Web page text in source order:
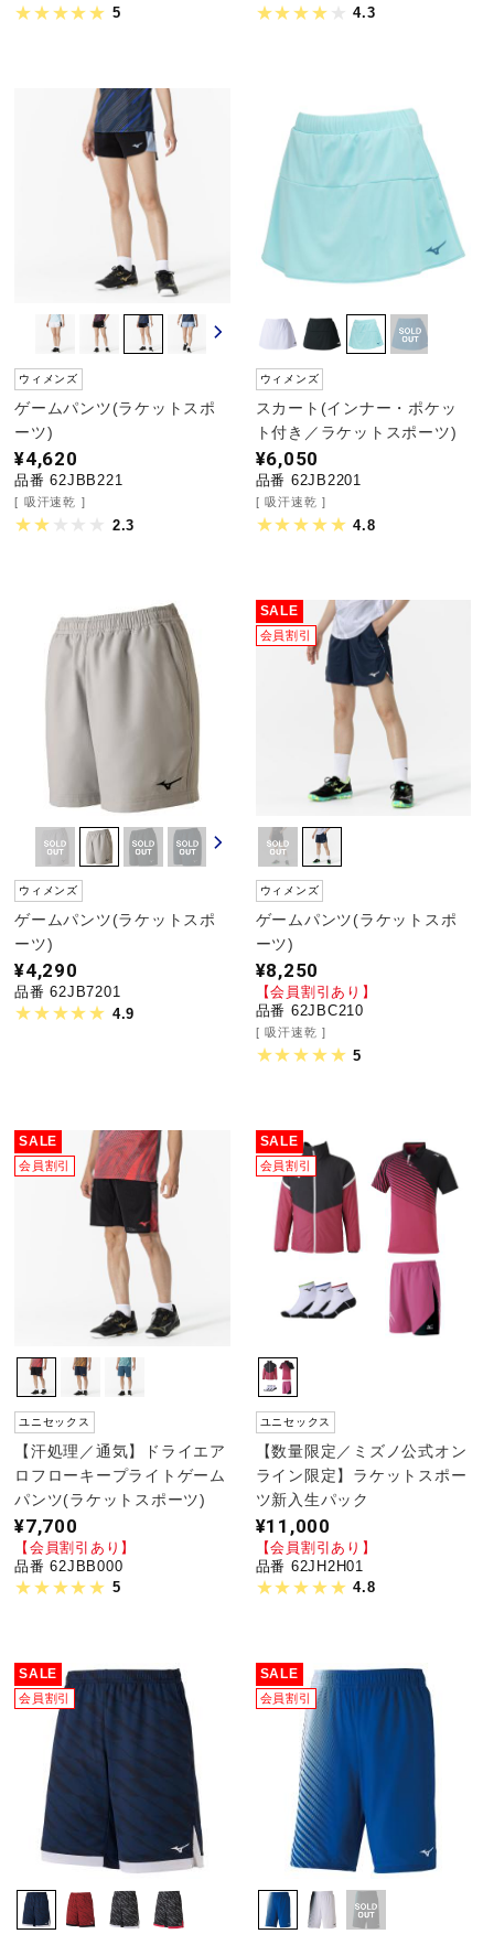
5 4.3
ウィメンズ
ゲームパンツ(ラケットスポ
ーツ)
¥4,620
品番 62JBB221
吸汗速乾
2.3
ウィメンズ
スカート(インナー・ポケッ
ト付き／ラケットスポーツ)
¥6,050
品番 62JB2201
吸汗速乾
4.8
ウィメンズ
ゲームパンツ(ラケットスポ
ーツ)
¥4,290
品番 62JB7201
4.9
SALE
会員割引
ウィメンズ
ゲームパンツ(ラケットスポ
ーツ)
¥8,250
【会員割引あり】
品番 62JBC210
吸汗速乾
5
SALE
会員割引
ユニセックス
【汗処理／通気】ドライエア
ロフローキープライトゲーム
パンツ(ラケットスポーツ)
¥7,700
【会員割引あり】
品番 62JBB000
5
SALE
会員割引
ユニセックス
【数量限定／ミズノ公式オン
ライン限定】ラケットスポー
ツ新入生パック
¥11,000
【会員割引あり】
品番 62JH2H01
4.8
SALE
会員割引
SALE
会員割引